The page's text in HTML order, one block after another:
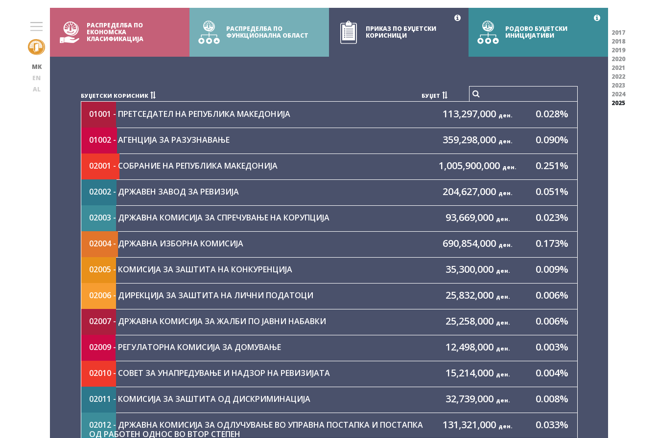
МК
ЕN
AL
2017
2018
2019
2020
2021
2022
2023
2024
2025
РАСПРЕДЕЛБА ПО
ЕКОНОМСКА
КЛАСИФИКАЦИЈА
РАСПРЕДЕЛБА ПО
ФУНКЦИОНАЛНА ОБЛАСТ
ПРИКАЗ ПО БУЏЕТСКИ
КОРИСНИЦИ
РОДОВO БУЏЕТСКИ
ИНИЦИЈАТИВИ
БУЏЕТСКИ КОРИСНИК БУЏЕТ
01001 - ПРЕТСЕДАТЕЛ НА РЕПУБЛИКА МАКЕДОНИЈА 113,297,000 ден. 0.028%
01002 - АГЕНЦИЈА ЗА РАЗУЗНАВАЊЕ 359,298,000 ден. 0.090%
02001 - СОБРАНИЕ НА РЕПУБЛИКА МАКЕДОНИЈА 1,005,900,000 ден. 0.251%
02002 - ДРЖАВЕН ЗАВОД ЗА РЕВИЗИЈА 204,627,000 ден. 0.051%
02003 - ДРЖАВНА КОМИСИЈА ЗА СПРЕЧУВАЊЕ НА КОРУПЦИЈА 93,669,000 ден. 0.023%
02004 - ДРЖАВНА ИЗБОРНА КОМИСИЈА 690,854,000 ден. 0.173%
02005 - КОМИСИЈА ЗА ЗАШТИТА НА КОНКУРЕНЦИЈА 35,300,000 ден. 0.009%
02006 - ДИРЕКЦИЈА ЗА ЗАШТИТА НА ЛИЧНИ ПОДАТОЦИ 25,832,000 ден. 0.006%
02007 - ДРЖАВНА КОМИСИЈА ЗА ЖАЛБИ ПО ЈАВНИ НАБАВКИ 25,258,000 ден. 0.006%
02009 - РЕГУЛАТОРНА КОМИСИЈА ЗА ДОМУВАЊЕ 12,498,000 ден. 0.003%
02010 - СОВЕТ ЗА УНАПРЕДУВАЊЕ И НАДЗОР НА РЕВИЗИЈАТА 15,214,000 ден. 0.004%
02011 - КОМИСИЈА ЗА ЗАШТИТА ОД ДИСКРИМИНАЦИЈА 32,739,000 ден. 0.008%
02012 - ДРЖАВНА КОМИСИЈА ЗА ОДЛУЧУВАЊЕ ВО УПРАВНА ПОСТАПКА И ПОСТАПКА
ОД РАБОТЕН ОДНОС ВО ВТОР СТЕПЕН
131,321,000 ден. 0.033%